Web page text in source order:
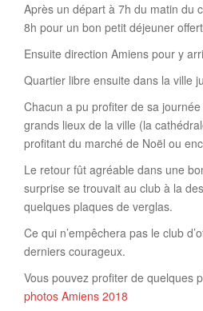
Après un départ à 7h du matin du
8h pour un bon petit déjeuner
Ensuite direction Amiens pour y
Quartier libre ensuite dans la ville
Chacun a pu profiter de sa
grands lieux de la ville (la
profitant du marché de Noël ou
Le retour fût agréable dans une
surprise se trouvait au club à la
quelques plaques de verglas.
Ce qui n’empêchera pas le club
derniers courageux.
Vous pouvez profiter de quelques
photos Amiens 2018